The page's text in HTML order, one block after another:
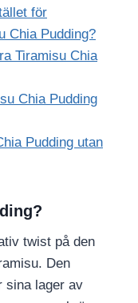
för
Chia Pudding?
Tiramisu Chia
Chia Pudding
Pudding utan
twist på den
Den
sina lager av